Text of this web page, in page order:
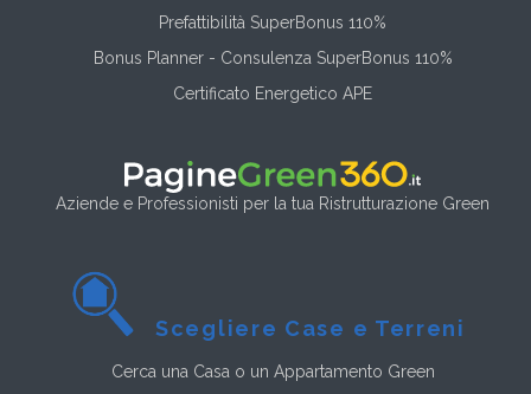
Prefattibilità SuperBonus 110%
Bonus Planner - Consulenza SuperBonus 110%
Certificato Energetico APE
Aziende e Professionisti per la tua Ristrutturazione Green
Scegliere Case e Terreni
Cerca una Casa o un Appartamento Green